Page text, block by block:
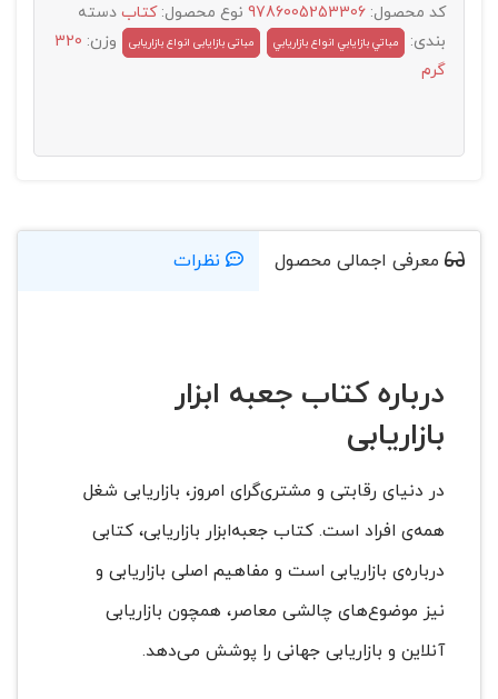
کد محصول: 9786005253306 نوع محصول:کتاب دسته
بندی:
مباتي بازايابي انواع بازاريابي مباتی بازایابی انواع بازاریابی وزن: 320
گرم
معرفی اجمالی محصول نظرات
درباره کتاب جعبه ابزار
بازاریابی
در دنیای رقابتی و مشتری‌گرای امروز، بازاریابی شغل
همه‌ی افراد است. کتاب جعبه‌ابزار بازاریابی، کتابی
درباره‌ی بازاریابی است و مفاهیم اصلی بازاریابی و
نیز موضوع‌های چالشی معاصر، همچون بازاریابی
آنلاین و بازاریابی جهانی را پوشش می‌دهد.